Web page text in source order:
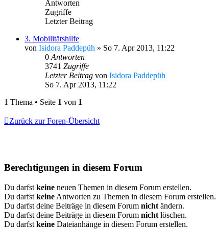
Antworten
Zugriffe
Letzter Beitrag
3. Mobilitätshilfe
von Isidora Paddepüh » So 7. Apr 2013, 11:22
0 Antworten
3741 Zugriffe
Letzter Beitrag von Isidora Paddepüh
So 7. Apr 2013, 11:22
1 Thema • Seite 1 von 1
Zurück zur Foren-Übersicht
Berechtigungen in diesem Forum
Du darfst keine neuen Themen in diesem Forum erstellen.
Du darfst keine Antworten zu Themen in diesem Forum erstellen.
Du darfst deine Beiträge in diesem Forum nicht ändern.
Du darfst deine Beiträge in diesem Forum nicht löschen.
Du darfst keine Dateianhänge in diesem Forum erstellen.